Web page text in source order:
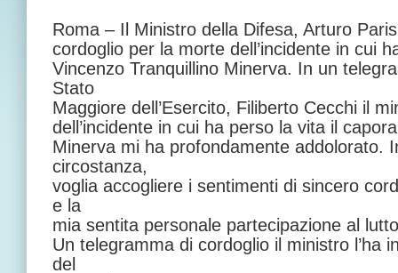
Roma – Il Ministro della Difesa, Arturo
cordoglio per la morte dell’incidente in cui
Vincenzo Tranquillino Minerva. In un
Stato
Maggiore dell’Esercito, Filiberto Cecchi il
dell’incidente in cui ha perso la vita il
Minerva mi ha profondamente addolorato.
circostanza,
voglia accogliere i sentimenti di sincero
e la
mia sentita personale partecipazione al
Un telegramma di cordoglio il ministro l’ha
del